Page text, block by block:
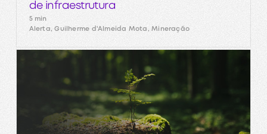
de infraestrutura
5 min
Alerta, Guilherme d'Almeida Mota, Mineração